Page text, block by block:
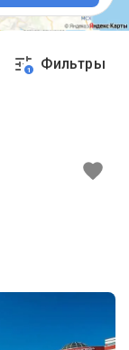
1 Фильтры